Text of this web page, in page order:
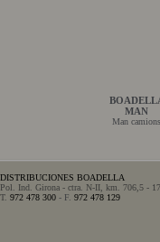
MAN
Man camions
DISTRIBUCIONES BOADELLA
Pol. Ind. Girona - ctra. N-II, km. 706,5 -
T. 972 478 300 - F. 972 478 129